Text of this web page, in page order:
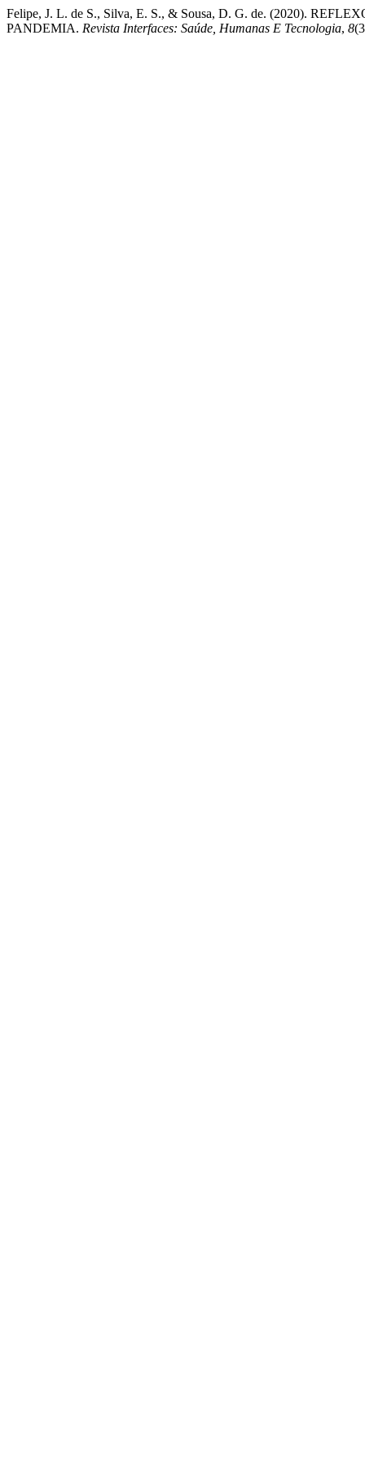
Felipe, J. L. de S., Silva, E. S., & Sousa, D. G. de. (2020).
PANDEMIA. Revista Interfaces: Saúde, Humanas E Tecnologia, 8